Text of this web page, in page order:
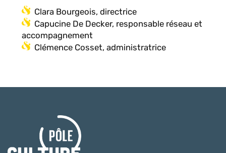
Clara Bourgeois, directrice
Capucine De Decker, responsable réseau et
accompagnement
Clémence Cosset, administratrice